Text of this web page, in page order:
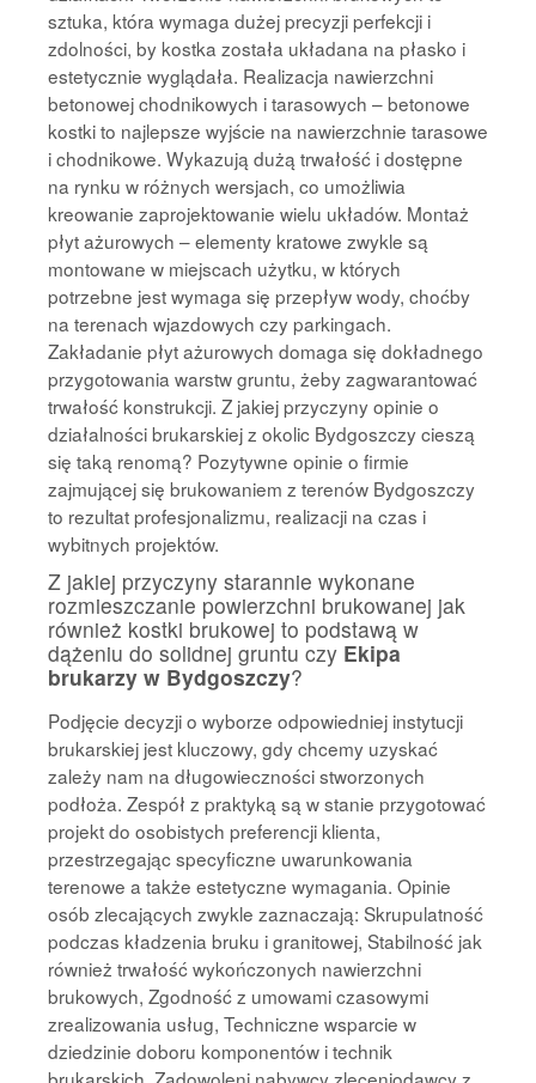
sztuka, która wymaga dużej precyzji perfekcji i
zdolności, by kostka została układana na płasko i
estetycznie wyglądała. Realizacja nawierzchni
betonowej chodnikowych i tarasowych – betonowe
kostki to najlepsze wyjście na nawierzchnie tarasowe
i chodnikowe. Wykazują dużą trwałość i dostępne
na rynku w różnych wersjach, co umożliwia
kreowanie zaprojektowanie wielu układów. Montaż
płyt ażurowych – elementy kratowe zwykle są
montowane w miejscach użytku, w których
potrzebne jest wymaga się przepływ wody, choćby
na terenach wjazdowych czy parkingach.
Zakładanie płyt ażurowych domaga się dokładnego
przygotowania warstw gruntu, żeby zagwarantować
trwałość konstrukcji. Z jakiej przyczyny opinie o
działalności brukarskiej z okolic Bydgoszczy cieszą
się taką renomą? Pozytywne opinie o firmie
zajmującej się brukowaniem z terenów Bydgoszczy
to rezultat profesjonalizmu, realizacji na czas i
wybitnych projektów.
Z jakiej przyczyny starannie wykonane
rozmieszczanie powierzchni brukowanej jak
również kostki brukowej to podstawą w
dążeniu do solidnej gruntu czy Ekipa
brukarzy w Bydgoszczy?
Podjęcie decyzji o wyborze odpowiedniej instytucji
brukarskiej jest kluczowy, gdy chcemy uzyskać
zależy nam na długowieczności stworzonych
podłoża. Zespół z praktyką są w stanie przygotować
projekt do osobistych preferencji klienta,
przestrzegając specyficzne uwarunkowania
terenowe a także estetyczne wymagania. Opinie
osób zlecających zwykle zaznaczają: Skrupulatność
podczas kładzenia bruku i granitowej, Stabilność jak
również trwałość wykończonych nawierzchni
brukowych, Zgodność z umowami czasowymi
zrealizowania usług, Techniczne wsparcie w
dziedzinie doboru komponentów i technik